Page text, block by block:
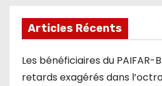
Articles Récents
Les bénéficiaires du PAIFAR-
retards exagérés dans